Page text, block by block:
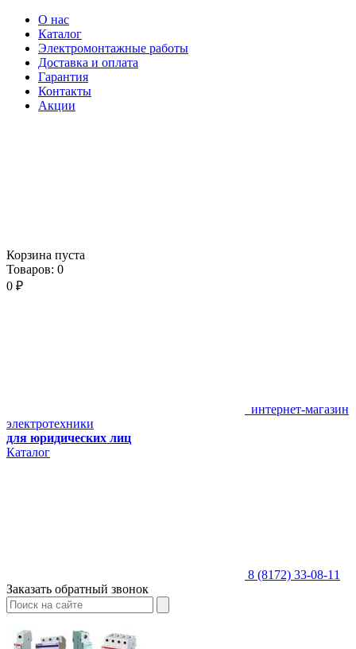
О нас
Каталог
Электромонтажные работы
Доставка и оплата
Гарантия
Контакты
Акции
Корзина пуста
Товаров: 0
0 ₽
интернет-магазин
электротехники
для юридических лиц
Каталог
8 (8172) 33-08-11
Заказать обратный звонок